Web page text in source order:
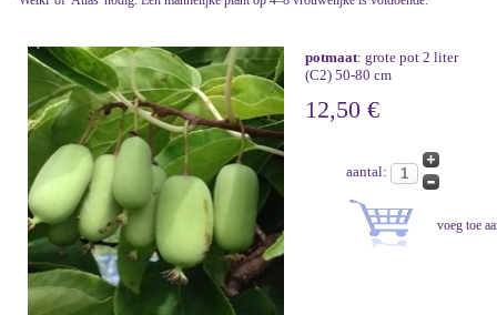
potmaat: grote pot 2 liter
(C2) 50-80 cm
12,50 €
aantal: